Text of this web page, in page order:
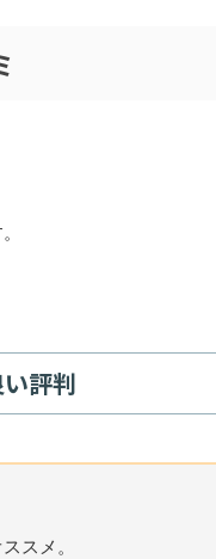
評判
スメ。